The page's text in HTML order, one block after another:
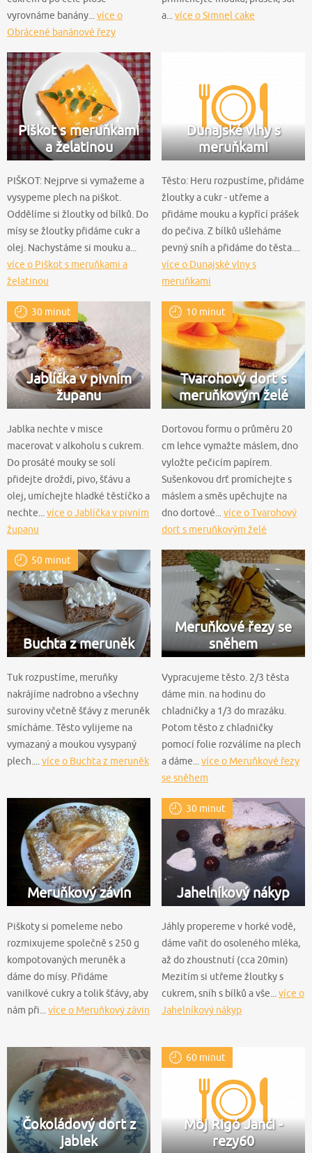
vyrovnáme banány...více o
Obrácené banánové řezy
a...více o Simnel cake
Piškot s meruňkami
a želatinou
PIŠKOT: Nejprve si vymažeme a
vysypeme plech na piškot.
Oddělíme si žloutky od bílků. Do
mísy se žloutky přidáme cukr a
olej. Nachystáme si mouku a...
více o Piškot s meruňkami a
želatinou
Dunajské vlny s
meruňkami
Těsto: Heru rozpustíme, přidáme
žloutky a cukr - utřeme a
přidáme mouku a kypřící prášek
do pečiva. Z bílků ušleháme
pevný sníh a přidáme do těsta....
více o Dunajské vlny s
meruňkami
30 minut
Jablíčka v pivním
županu
Jablka nechte v misce
macerovat v alkoholu s cukrem.
Do prosáté mouky se solí
přidejte droždí, pivo, šťávu a
olej, umíchejte hladké těstíčko a
nechte... více o Jablíčka v pivním
županu
10 minut
Tvarohový dort s
meruňkovým želé
Dortovou formu o průměru 20
cm lehce vymažte máslem, dno
vyložte pečicím papírem.
Sušenkovou drť promíchejte s
máslem a směs upěchujte na
dno dortové... více o Tvarohový
dort s meruňkovým želé
50 minut
Buchta z meruněk
Tuk rozpustíme, meruňky
nakrájíme nadrobno a všechny
suroviny včetně šťávy z meruněk
smícháme. Těsto vylijeme na
vymazaný a moukou vysypaný
plech....více o Buchta z meruněk
Meruňkové řezy se
sněhem
Vypracujeme těsto. 2/3 těsta
dáme min. na hodinu do
chladničky a 1/3 do mrazáku.
Potom těsto z chladničky
pomocí folie rozválíme na plech
a dáme...více o Meruňkové řezy
se sněhem
Meruňkový závin
Piškoty si pomeleme nebo
rozmixujeme společně s 250 g
kompotovaných meruněk a
dáme do mísy. Přidáme
vanilkové cukry a tolik šťávy, aby
nám při... více o Meruňkový závin
30 minut
Jahelníkový nákyp
Jáhly propereme v horké vodě,
dáme vařit do osoleného mléka,
až do zhoustnutí (cca 20min)
Mezitím si utřeme žloutky s
cukrem, sníh s bílků a vše... více o
Jahelníkový nákyp
Čokoládový dort z
jablek
60 minut
Môj Rigó Janči -
rezy60